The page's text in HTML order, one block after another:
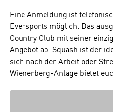
Eine Anmeldung ist
Eversports möglich. Das
Country Club mit seiner
Angebot ab. Squash ist der
sich nach der Arbeit oder
Wienerberg-Anlage bietet